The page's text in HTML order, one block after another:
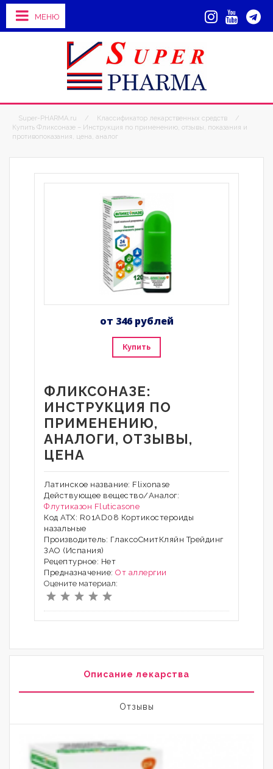
МЕНЮ
Super-PHARMA.ru / Классификатор лекарственных средств
/
Купить Фликсоназе – Инструкция по применению, отзывы, показания и
противопоказания, цена, аналог
от 346 рублей
Купить
ФЛИКСОНАЗЕ:
ИНСТРУКЦИЯ ПО
ПРИМЕНЕНИЮ,
АНАЛОГИ, ОТЗЫВЫ,
ЦЕНА
Латинское название: Flixonase
Действующее вещество/Аналог:
Флутиказон Fluticasone
Код АТХ: R01AD08 Кортикостероиды
назальные
Производитель: ГлаксоСмитКляйн Трейдинг
ЗАО (Испания)
Рецептурное: Нет
Предназначение: От аллергии
Оцените материал:
Описание лекарства
Отзывы